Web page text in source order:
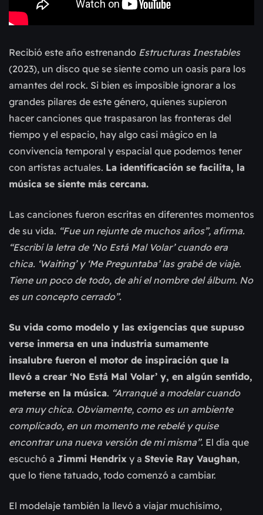
Recibió este año estrenando Estructuras Inestables
(2023), un disco que se siente como un oasis para los
amantes del rock. Si bien es imposible ignorar a los
grandes pilares de este género, quienes supieron
hacer canciones que traspasaron las fronteras del
tiempo y el espacio, hay algo casi mágico en la
convivencia temporal y espacial que podemos tener
con artistas actuales. La identificación se facilita, la
música se siente más cercana.
Las canciones fueron escritas en diferentes momentos
de su vida. “Fue un rejunte de muchos años”, afirma.
“Escribí la letra de ‘No Está Mal Volar’ cuando era
chica. ‘Waiting’ y ‘Me Preguntaba’ las grabé de viaje.
Tiene un poco de todo, de ahí el nombre del álbum. No
es un concepto cerrado”.
Su vida como modelo y las exigencias que supuso
verse inmersa en una industria sumamente
insalubre fueron el motor de inspiración que la
llevó a crear ‘No Está Mal Volar’ y, en algún sentido,
meterse en la música. “Arranqué a modelar cuando
era muy chica. Obviamente, como es un ambiente
complicado, en un momento me rebelé y quise
encontrar una nueva versión de mi misma”. El día que
escuchó a Jimmi Hendrix y a Stevie Ray Vaughan,
que lo tiene tatuado, todo comenzó a cambiar.
El modelaje también la llevó a viajar muchísimo,